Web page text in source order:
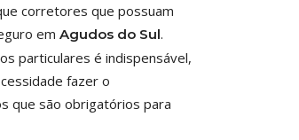
corretores que possuam
em Agudos do Sul.
particulares é indispensável,
fazer o
que são obrigatórios para